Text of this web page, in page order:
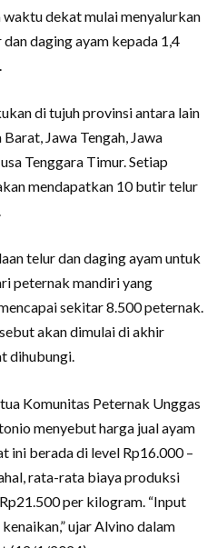
dekat mulai menyalurkan
daging ayam kepada 1,4
di tujuh provinsi antara lain
Jawa Tengah, Jawa
Tenggara Timur. Setiap
mendapatkan 10 butir telur
telur dan daging ayam untuk
peternak mandiri yang
sekitar 8.500 peternak.
akan dimulai di akhir
dihubungi.
Komunitas Peternak Unggas
menyebut harga jual ayam
ini berada di level Rp16.000 –
rata-rata biaya produksi
per kilogram. “Input
ujar Alvino dalam